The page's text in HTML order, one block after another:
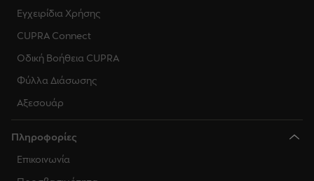
Internet radio
eV Route planner
Over the air update
Petrol stations
Online destination import
Online route import
Εγχειρίδια Χρήσης
CUPRA Connect
Οδική Βοήθεια CUPRA
Φύλλα Διάσωσης
Αξεσουάρ
Πληροφορίες
Επικοινωνία